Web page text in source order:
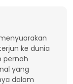
ke dunia
pernah
yang
dalam